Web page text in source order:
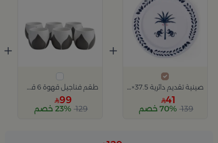
صينية تقديم دائرية 37.5×37.5 سم أبيض وأزرق من الحديد بطباعة نخلة من أليثيا
41
139 70% خصم
+
طقم فناجيل قهوة 6 قطع متعدد الألوان خزفي من أزوريا
99
129 23% خصم
+